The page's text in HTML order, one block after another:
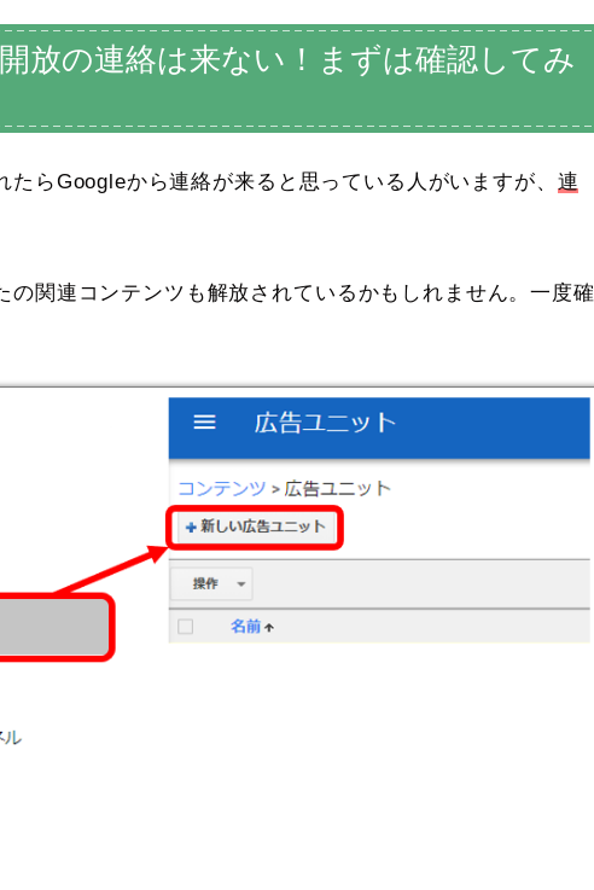
放の連絡は来ない！まずは確認してみ
たらGoogleから連絡が来ると思っている人がいますが、 連
の関連コンテンツも解放されているかもしれません。一度確